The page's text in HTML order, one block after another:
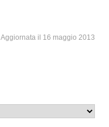
Aggiornata il 16 maggio 2013